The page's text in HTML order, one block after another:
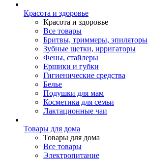
Красота и здоровье
Красота и здоровье
Все товары
Бритвы, триммеры, эпиляторы
Зубные щетки, ирригаторы
Фены, стайлеры
Ершики и губки
Гигиенические средства
Белье
Подушки для мам
Косметика для семьи
Лактационные чаи
Товары для дома
Товары для дома
Все товары
Электропитание